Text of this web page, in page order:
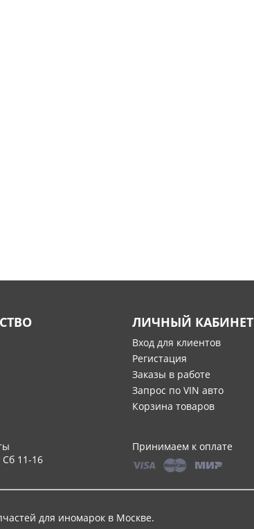
ЛИЧНЫЙ КАБИНЕТ
Вход для клиентов
Регистация
Заказы в работе
Запрос по VIN авто
Корзина товаров
11-16
Принимаем к оплате
для иномарок в Москве.